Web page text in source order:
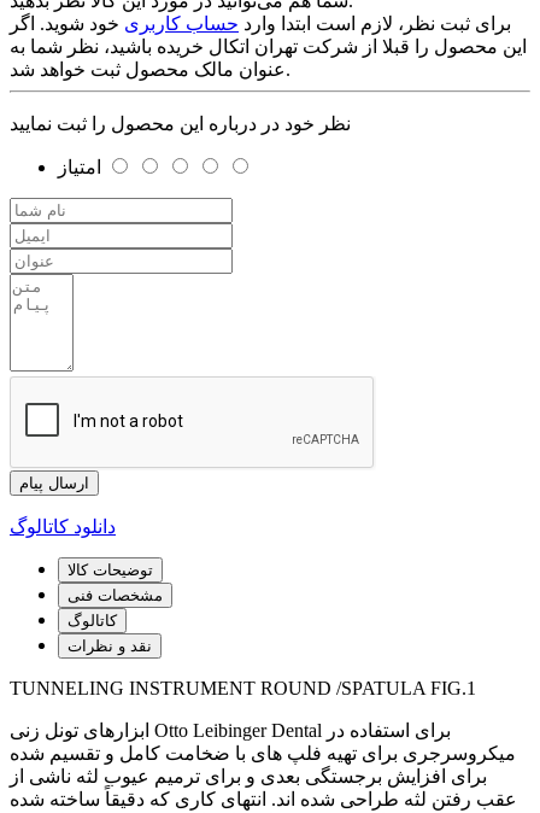
برای ثبت نظر، لازم است ابتدا وارد حساب کاربری خود شوید. اگر
این محصول را قبلا از شرکت تهران اتکال خریده باشید، نظر شما به
عنوان مالک محصول ثبت خواهد شد.
نظر خود در درباره این محصول را ثبت نمایید
امتیاز
ارسال پیام
دانلود کاتالوگ
توضیحات کالا
مشخصات فنی
کاتالوگ
نقد و نظرات
TUNNELING INSTRUMENT ROUND /SPATULA FIG.1
ابزارهای تونل زنی Otto Leibinger Dental برای استفاده در
میکروسرجری برای تهیه فلپ های با ضخامت کامل و تقسیم شده
برای افزایش برجستگی بعدی و برای ترمیم عیوب لثه ناشی از
عقب رفتن لثه طراحی شده اند. انتهای کاری که دقیقاً ساخته شده